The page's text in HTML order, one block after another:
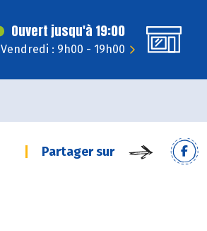
Ouvert jusqu'à 19:00
Vendredi : 9h00 - 19h00
Partager sur